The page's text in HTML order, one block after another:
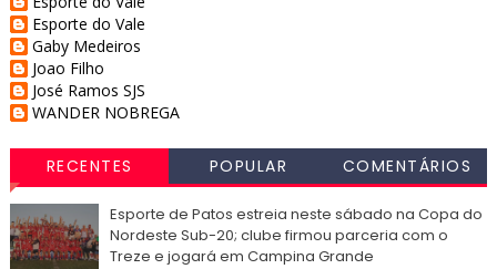
Esporte do Vale
Gaby Medeiros
Joao Filho
José Ramos SJS
WANDER NOBREGA
RECENTES POPULAR COMENTÁRIOS
Esporte de Patos estreia neste sábado na Copa do
Nordeste Sub-20; clube firmou parceria com o
Treze e jogará em Campina Grande